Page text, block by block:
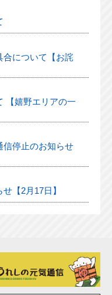
合について【お詫
【嬉野エリアの一
信停止のお知らせ
【2月17日】